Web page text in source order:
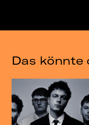
Das könnte